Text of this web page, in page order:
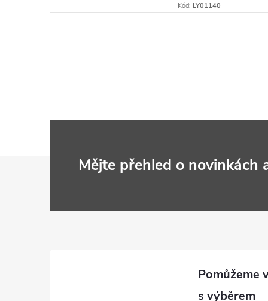
Kód: LY01140
Mějte přehled o novinkách